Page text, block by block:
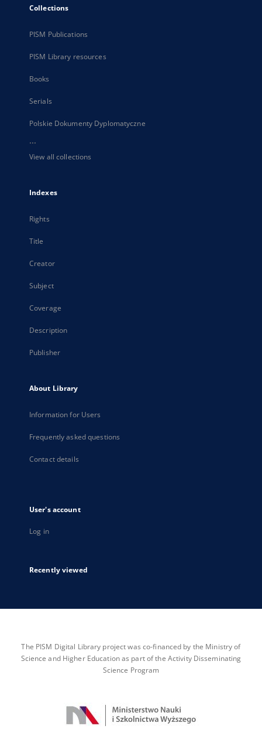
Collections
PISM Publications
PISM Library resources
Books
Serials
Polskie Dokumenty Dyplomatyczne
...
View all collections
Indexes
Rights
Title
Creator
Subject
Coverage
Description
Publisher
About Library
Information for Users
Frequently asked questions
Contact details
User's account
Log in
Recently viewed
The PISM Digital Library project was co-financed by the Ministry of
Science and Higher Education as part of the Activity Disseminating
Science Program